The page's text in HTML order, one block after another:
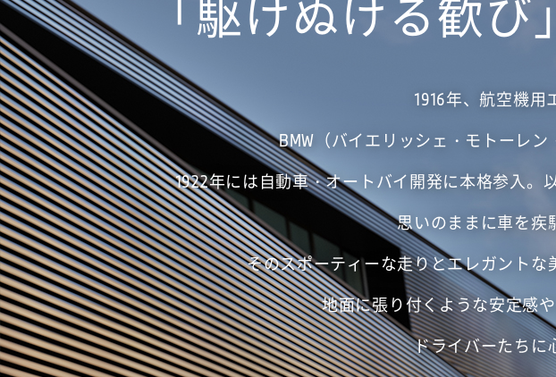
「駆けぬける歓び」
1916年、航空機
BMW（バイエリッシェ・モトーレ
1922年には自動車・オートバイ開発に本格参入。
思いのままに車を疾
そのスポーティーな走りとエレガント
地面に張り付くような安定感
ドライバーたちに